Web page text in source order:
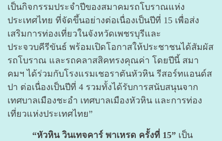
เป็นกิจกรรมประจำปีของสมาคมรถโบราณแห่ง
ประเทศไทย ที่จัดขึ้นอย่างต่อเนื่องเป็นปีที่ 15 เพื่อส่ง
เสริมการท่องเที่ยวในจังหวัดเพชรบุรีและ
ประจวบคีรีขันธ์ พร้อมเปิดโอกาสให้ประชาชนได้สัมผัส
รถโบราณ และรถคลาสสิคทรงคุณค่า โดยปีนี้ สมา
คมฯ ได้ร่วมกับโรงแรมเชอราตันหัวหิน รีสอร์ทแอนด์ส
ปา ต่อเนื่องเป็นปีที่ 4 รวมทั้งได้รับการสนับสนุนจาก
เทศบาลเมืองชะอำ เทศบาลเมืองหัวหิน และการท่อง
เที่ยวแห่งประเทศไทย”
“หัวหิน วินเทจคาร์ พาเหรด ครั้งที่ 15” เป็น